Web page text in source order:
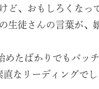
ど、おもしろくなっ
生徒さんの言葉が、
めたばかりでもバッ
直なリーディングでし